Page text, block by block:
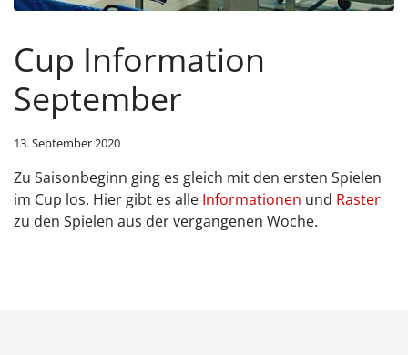
Cup Information
September
13. September 2020
Zu Saisonbeginn ging es gleich mit den ersten Spielen
im Cup los. Hier gibt es alle Informationen und Raster
zu den Spielen aus der vergangenen Woche.